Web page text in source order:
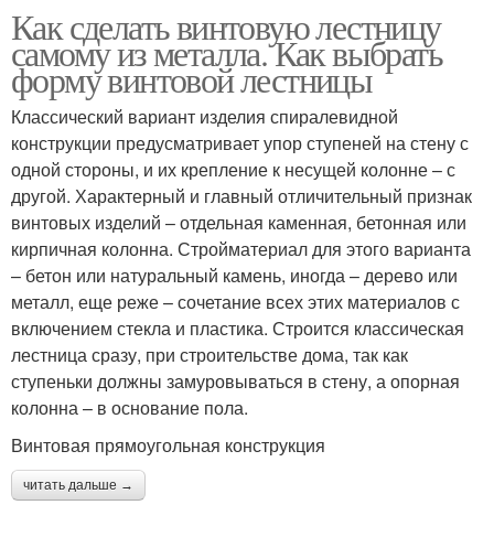
Как сделать винтовую лестницу
самому из металла. Как выбрать
форму винтовой лестницы
Классический вариант изделия спиралевидной
конструкции предусматривает упор ступеней на стену с
одной стороны, и их крепление к несущей колонне – с
другой. Характерный и главный отличительный признак
винтовых изделий – отдельная каменная, бетонная или
кирпичная колонна. Стройматериал для этого варианта
– бетон или натуральный камень, иногда – дерево или
металл, еще реже – сочетание всех этих материалов с
включением стекла и пластика. Строится классическая
лестница сразу, при строительстве дома, так как
ступеньки должны замуровываться в стену, а опорная
колонна – в основание пола.
Винтовая прямоугольная конструкция
читать дальше →